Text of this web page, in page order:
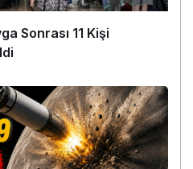
Sonrası 11 Kişi